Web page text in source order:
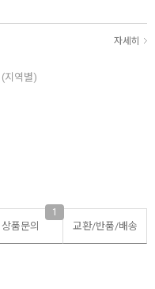
자세히
(지역별)
상품문의
1
교환/반품/배송